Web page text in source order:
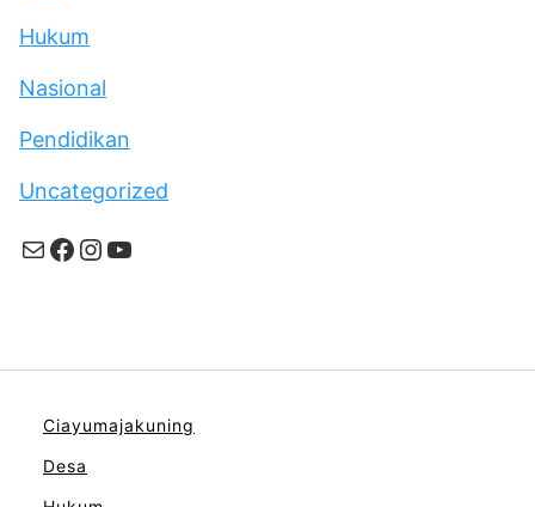
Hukum
Nasional
Pendidikan
Uncategorized
MailFacebook
Instagram
YouTube
Ciayumajakuning
Desa